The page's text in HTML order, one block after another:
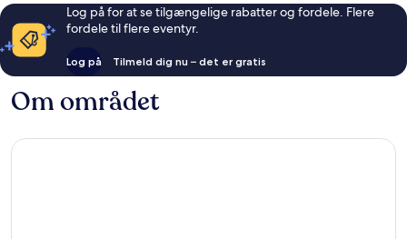
Log på for at se tilgængelige rabatter og fordele. Flere
fordele til flere eventyr.
Log på Tilmeld dig nu – det er gratis
Om området